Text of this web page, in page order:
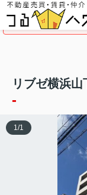
この
リブゼ横浜山
-
1/1